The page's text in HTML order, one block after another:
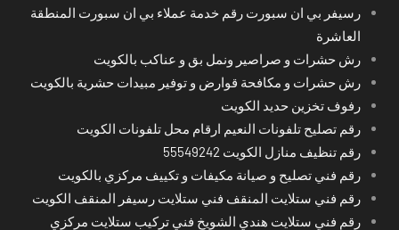
رسيفر بي ان سبورت رقم خدمة عملاء بي ان سبورت المنطقة
العاشرة
رش حشرات و صراصير ونمل بق و عناكب بالكويت
رش حشرات و مكافحة قوارض و توفير مبيدات حشرية بالكويت
رفوف تخزين حديد الكويت
رقم تصليح تلفونات النعيم ارقام محل تلفونات الكويت
رقم تنظيف منازل الكويت 55549242
رقم فني تصليح و صيانة مكيفات و تكييف مركزي بالكويت
رقم فني ستلايت المنقف فني ستلايت رسيفر المنقف الكويت
رقم فني ستلايت هندي الشويخ فني تركيب ستلايت مركزي